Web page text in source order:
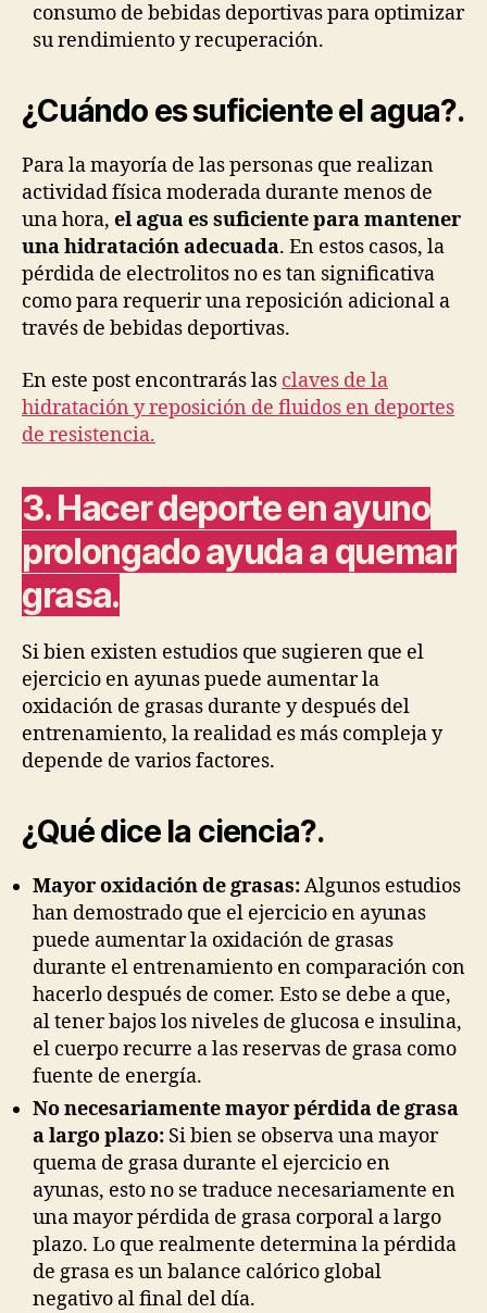
consumo de bebidas deportivas para optimizar
su rendimiento y recuperación.
¿Cuándo es suficiente el agua?.
Para la mayoría de las personas que realizan
actividad física moderada durante menos de
una hora, el agua es suficiente para mantener
una hidratación adecuada. En estos casos, la
pérdida de electrolitos no es tan significativa
como para requerir una reposición adicional a
través de bebidas deportivas.
En este post encontrarás las claves de la
hidratación y reposición de fluidos en deportes
de resistencia.
3. Hacer deporte en ayuno
prolongado ayuda a quemar
grasa.
Si bien existen estudios que sugieren que el
ejercicio en ayunas puede aumentar la
oxidación de grasas durante y después del
entrenamiento, la realidad es más compleja y
depende de varios factores.
¿Qué dice la ciencia?.
Mayor oxidación de grasas:Algunos estudios
han demostrado que el ejercicio en ayunas
puede aumentar la oxidación de grasas
durante el entrenamiento en comparación con
hacerlo después de comer. Esto se debe a que,
al tener bajos los niveles de glucosa e insulina,
el cuerpo recurre a las reservas de grasa como
fuente de energía.
No necesariamente mayor pérdida de grasa
a largo plazo: Si bien se observa una mayor
quema de grasa durante el ejercicio en
ayunas, esto no se traduce necesariamente en
una mayor pérdida de grasa corporal a largo
plazo. Lo que realmente determina la pérdida
de grasa es un balance calórico global
negativo al final del día.